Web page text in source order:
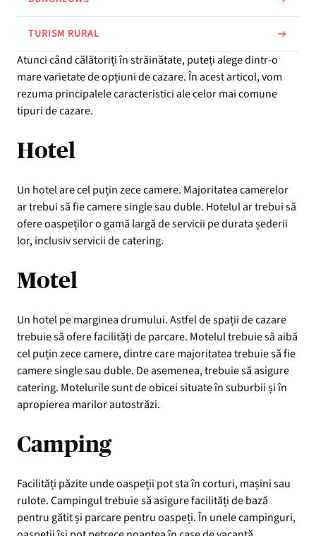
TURISM RURAL
Atunci când călătoriți în străinătate, puteți alege dintr-o
mare varietate de opțiuni de cazare. În acest articol, vom
rezuma principalele caracteristici ale celor mai comune
tipuri de cazare.
Hotel
Un hotel are cel puțin zece camere. Majoritatea camerelor
ar trebui să fie camere single sau duble. Hotelul ar trebui să
ofere oaspeților o gamă largă de servicii pe durata șederii
lor, inclusiv servicii de catering.
Motel
Un hotel pe marginea drumului. Astfel de spații de cazare
trebuie să ofere facilități de parcare. Motelul trebuie să aibă
cel puțin zece camere, dintre care majoritatea trebuie să fie
camere single sau duble. De asemenea, trebuie să asigure
catering. Motelurile sunt de obicei situate în suburbii și în
apropierea marilor autostrăzi.
Camping
Facilități păzite unde oaspeții pot sta în corturi, mașini sau
rulote. Campingul trebuie să asigure facilități de bază
pentru gătit și parcare pentru oaspeți. În unele campinguri,